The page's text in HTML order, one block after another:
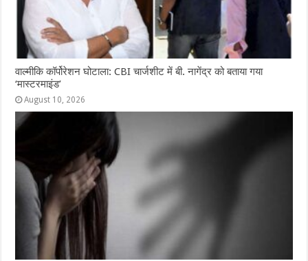
वाल्मीकि कॉर्पोरेशन घोटाला: CBI चार्जशीट में बी. नागेंद्र को बताया गया
‘मास्टरमाइंड’
August 10, 2026